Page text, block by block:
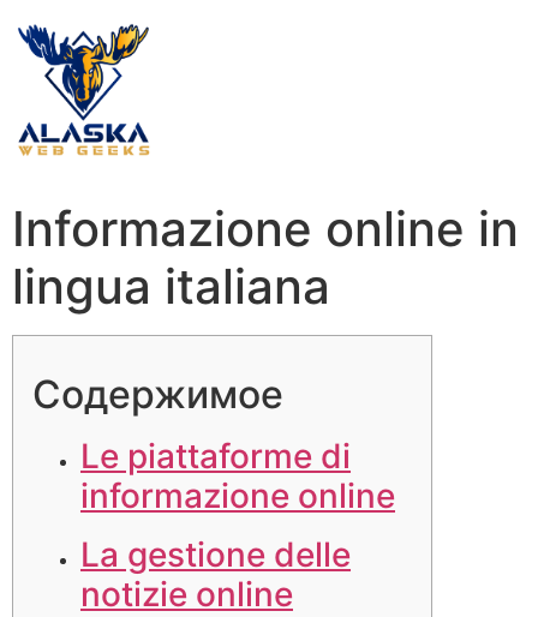
Informazione online in
lingua italiana
Содержимое
Le piattaforme di
informazione online
La gestione delle
notizie online